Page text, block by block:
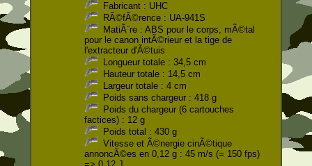
Fabricant : UHC
RÃ©fÃ©rence : UA-941S
MatiÃ¨re : ABS pour le corps, mÃ©tal
pour le canon intÃ©rieur et la tige de
l'extracteur d'Ã©tuis
Longueur totale : 34,5 cm
Hauteur totale : 14,5 cm
Largeur totale : 4 cm
Poids sans chargeur : 418 g
Poids du chargeur (6 cartouches
factices) : 12 g
Poids total : 430 g
Vitesse et Ã©nergie cinÃ©tique
annoncÃ©es en 0,12 g : 45 m/s (= 150 fps)